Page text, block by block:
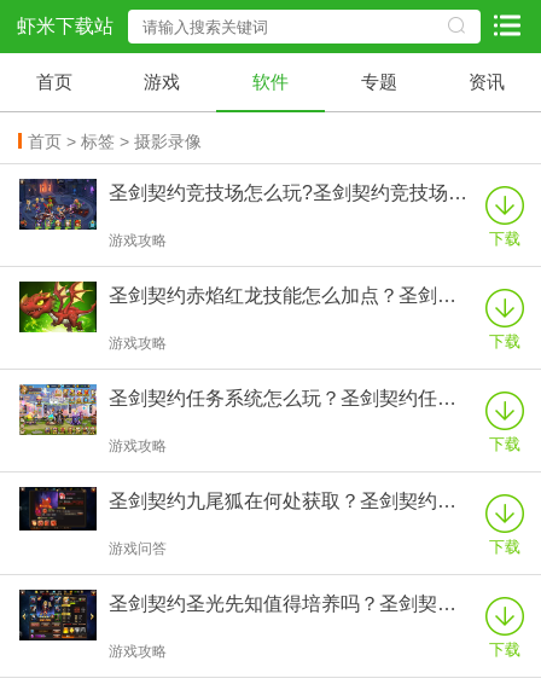
虾米下载站
首页 游戏 软件 专题 资讯
首页 > 标签 > 摄影录像
圣剑契约竞技场怎么玩?圣剑契约竞技场玩法介绍!
游戏攻略 下载
圣剑契约赤焰红龙技能怎么加点？圣剑契约赤焰红龙技能加点攻略！
游戏攻略 下载
圣剑契约任务系统怎么玩？圣剑契约任务系统玩法攻略！
游戏攻略 下载
圣剑契约九尾狐在何处获取？圣剑契约九尾狐技能怎么搭配？
游戏问答 下载
圣剑契约圣光先知值得培养吗？圣剑契约圣光先知技能加点怎么加？
游戏攻略 下载